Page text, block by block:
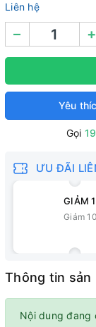
Liên hệ
– +
Yêu
Gọi
ƯU ĐÃI
GIẢM
Giảm
Thông tin sản
Nội dung đang